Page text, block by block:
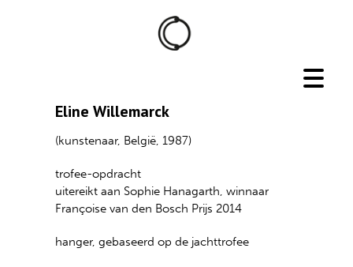
Eline Willemarck
(kunstenaar, België, 1987)
trofee-opdracht
uitereikt aan Sophie Hanagarth, winnaar
Françoise van den Bosch Prijs 2014
hanger, gebaseerd op de jachttrofee